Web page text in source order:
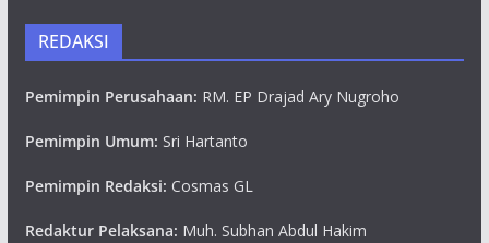
REDAKSI
Pemimpin Perusahaan: RM. EP Drajad Ary Nugroho
Pemimpin Umum: Sri Hartanto
Pemimpin Redaksi: Cosmas GL
Redaktur Pelaksana: Muh. Subhan Abdul Hakim